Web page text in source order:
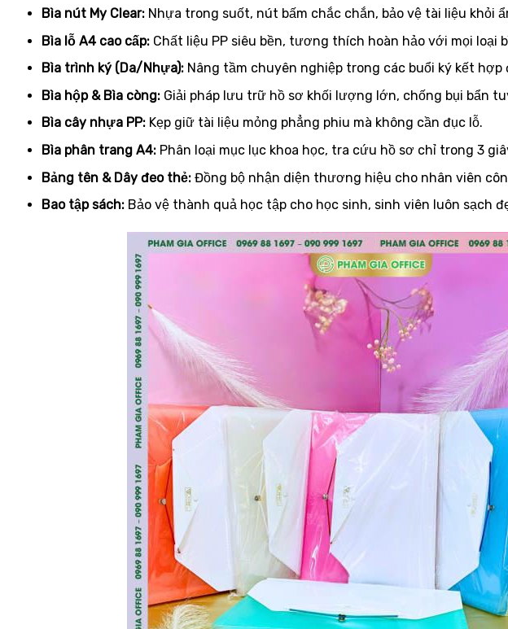
Bìa nút My Clear:Nhựa trong suốt, nút bấm chắc chắn, bảo vệ tài liệu khỏi
Bìa lỗ A4 cao cấp:Chất liệu PP siêu bền, tương thích hoàn hảo với mọi loại
Bìa trình ký (Da/Nhựa):Nâng tầm chuyên nghiệp trong các buổi ký kết hợp
Bìa hộp & Bìa còng:Giải pháp lưu trữ hồ sơ khối lượng lớn, chống bụi bẩn
Bìa cây nhựa PP:Kẹp giữ tài liệu mỏng phẳng phiu mà không cần đục lỗ.
Bìa phân trang A4:Phân loại mục lục khoa học, tra cứu hồ sơ chỉ trong 3
Bảng tên & Dây đeo thẻ:Đồng bộ nhận diện thương hiệu cho nhân viên
Bao tập sách:Bảo vệ thành quả học tập cho học sinh, sinh viên luôn sạch